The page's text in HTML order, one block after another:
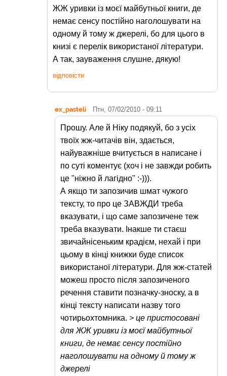
ЖЖ уривки із моєї майбутньої книги, де
немає сенсу постійно наголошувати на
одному й тому ж джерелі, бо для цього в
книзі є перелік використаної літератури.
А так, зауваження слушне, дякую!
відповісти
ex_pasteli Птн, 07/02/2010 - 09:11
Прошу. Але й Ніку подякуй, бо з усіх
твоїх жж-читачів він, здається,
найуважніше вчитується в написане і
по суті коментує (хоч і не завжди робить
це "ніжно й лагідно" :-))).
А якщо ти запозичив шмат чужого
тексту, то про це ЗАВЖДИ треба
вказувати, і що саме запозичене теж
треба вказувати. Інакше ти стаєш
звичайнісеньким крадієм, нехай і при
цьому в кінці книжки буде список
використаної літератури. Для жж-статей
можеш просто після запозиченого
речення ставити позначку-зноску, а в
кінці тексту написати назву того
чотирьохтомника. > це пристосовані
для ЖЖ уривки із моєї майбутньої
книги, де немає сенсу постійно
наголошувати на одному й тому ж
джерелі